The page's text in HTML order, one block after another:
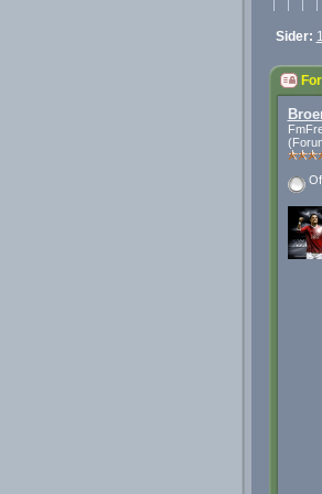
Sider: 1